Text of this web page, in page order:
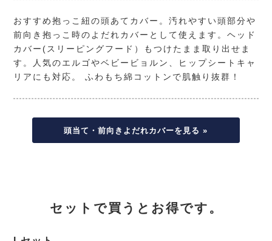
おすすめ抱っこ紐の頭あてカバー。汚れやすい頭部分や
前向き抱っこ時のよだれカバーとして使えます。ヘッド
カバー(スリーピングフード）もつけたまま取り出せま
す。人気のエルゴやベビービョルン、ヒップシートキャ
リアにも対応。 ふわもち綿コットンで肌触り抜群！
頭当て・前向きよだれカバーを見る »
セットで買うとお得です。